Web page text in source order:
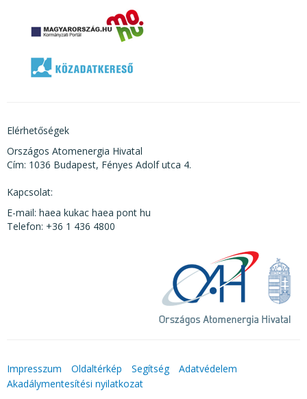
Elérhetőségek
Országos Atomenergia Hivatal
Cím: 1036 Budapest, Fényes Adolf utca 4.
Kapcsolat:
E-mail: haea kukac haea pont hu
Telefon: +36 1 436 4800
Impresszum Oldaltérkép Segítség
Adatvédelem
Akadálymentesítési nyilatkozat